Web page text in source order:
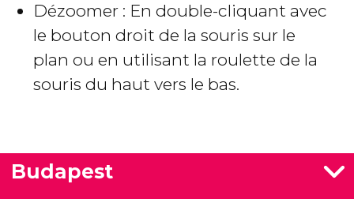
Dézoomer : En double-cliquant avec
le bouton droit de la souris sur le
plan ou en utilisant la roulette de la
souris du haut vers le bas.
Budapest